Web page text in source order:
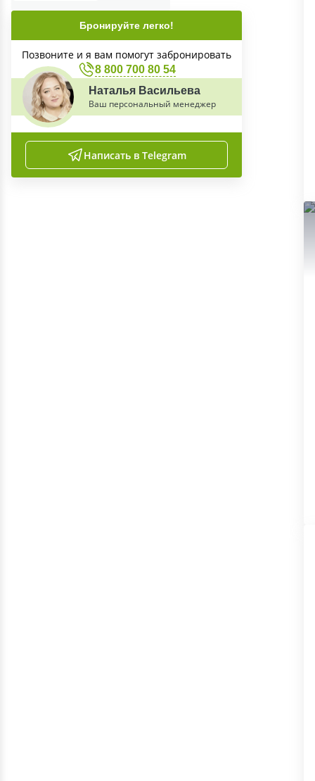
Бронируйте легко!
Позвоните и я вам помогут забронировать
8 800 700 80 54
Наталья Васильева
Ваш персональный менеджер
Написать в Telegram